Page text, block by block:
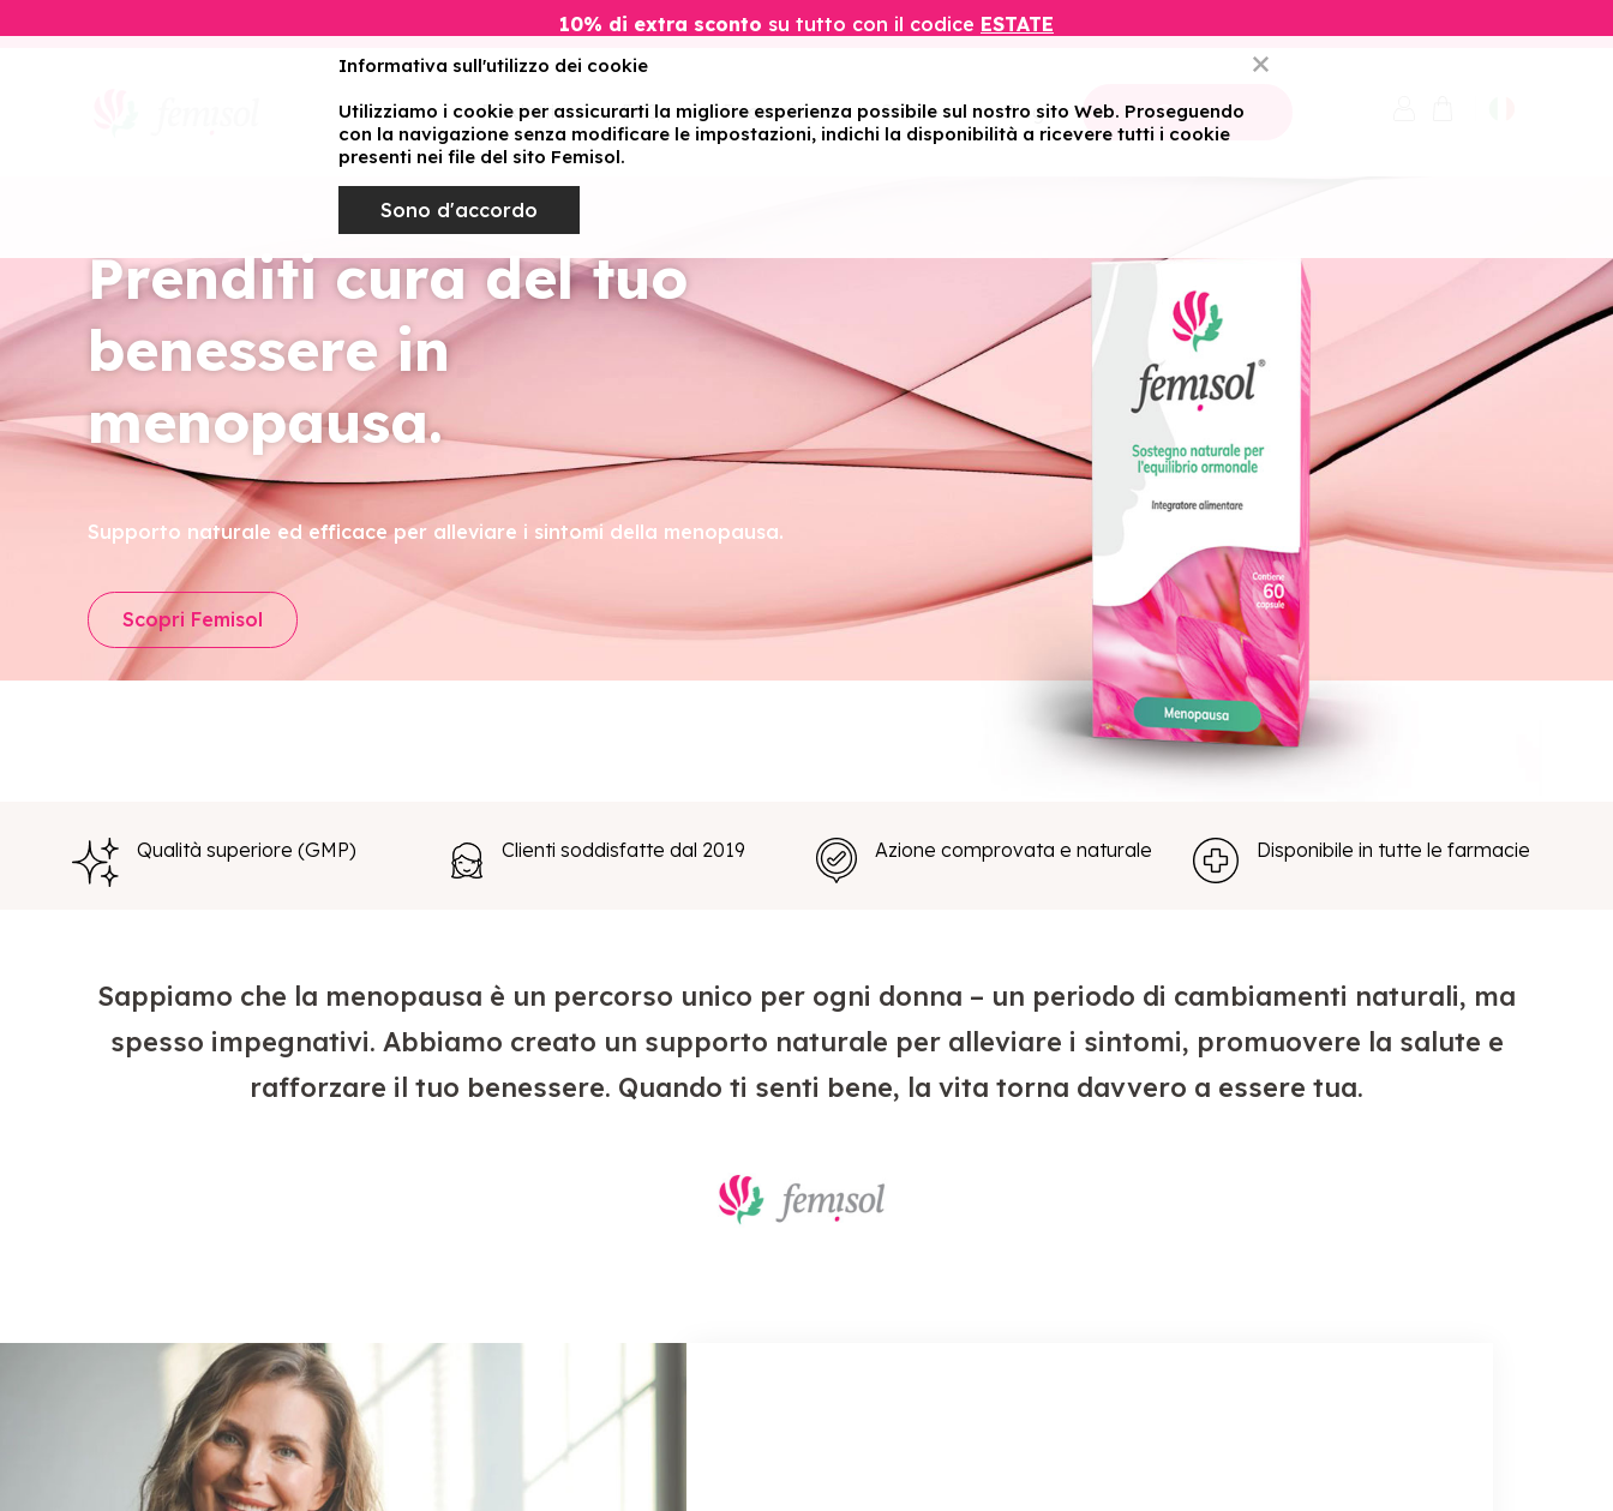
10% di extra sconto su tutto con il codice ESTATE
Prodotti FAQ Recensioni Studi Blog Ordine
Prenditi cura del tuo
benessere in
menopausa.
Supporto naturale ed efficace per alleviare i sintomi della menopausa.
Scopri Femisol
Qualità superiore (GMP) Clienti soddisfatte dal 2019 Azione comprovata e naturale Disponibile in tutte le farmacie
Sappiamo che la menopausa è un percorso unico per ogni donna – un periodo di cambiamenti naturali, ma
spesso impegnativi. Abbiamo creato un supporto naturale per alleviare i sintomi, promuovere la salute e
rafforzare il tuo benessere. Quando ti senti bene, la vita torna davvero a essere tua.
Informativa sull'utilizzo dei cookie
Utilizziamo i cookie per assicurarti la migliore esperienza possibile sul nostro sito Web. Proseguendo
con la navigazione senza modificare le impostazioni, indichi la disponibilità a ricevere tutti i cookie
presenti nei file del sito Femisol.
Sono d'accordo